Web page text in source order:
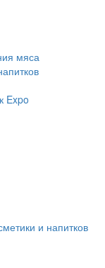
мяса
Expo
и напитков